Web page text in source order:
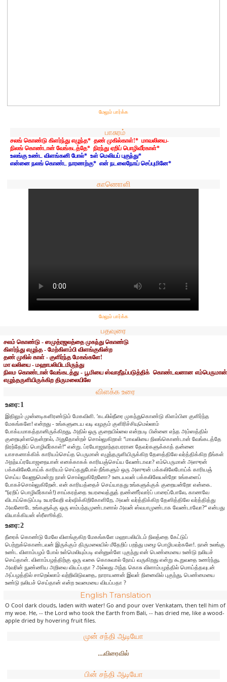
மேலும் பார்க்க
பாசுரம்
சலங் கொண்டு கிளர்ந்து எழுந்த* தண் முகில்காள்!* மாவலியை-
நிலங் கொண்டான் வேங்கடத்தே* நிரந்து ஏறிப் பொழிவீர்காள்*
உலங்கு உண்ட விளங்கனி போல்* உள் மெலியப் புகுந்து*
என்னை நலங் கொண்ட நாரணற்கு* என் நடலைநோய் செப்புமினே*
காணொளி
மேலும் பார்க்க
பதவுரை
சலம் கொண்டு - ஸமுத்ரஜலத்தை முகந்து கொண்டு
கிளர்ந்து எழுந்த - மேற்கிளம்பி விளங்குகின்ற
தண் முகில் காள் - குளிர்ந்த மேகங்களே!
மா வலியை - மஹாபலியிடமிருந்து
நிலம கொண்டான் வேங்கடத்து - பூமியை ஸ்வாதீநப்படுத்திக் கொண்டவனான எம்பெருமான்
எழுந்தருளியிருக்கிற திருமலையிலே
விளக்க உரை
உரை:1
இதிலும் முன்னடிகளிரண்டும் மேகவிளி. ‘கடலில்நீரை முகந்துகொண்டு கிளம்பின குளிர்ந்த
மேகங்களே! என்றது - உங்களுடைய வடி வழகும் குளிரிச்சியுமெல்லாம்
போக்யமாகத்தானிருக்கிறது, அதில் ஒரு குறையில்லை என்றபடி பின்னை எந்த அம்ஸத்தில்
குறையுள்ளதென்றால், அதுதோன்றச் சொல்லுகிறாள் “மாவலியை நிலங்கொண்டான் வேங்கடத்தே
நிரந்தேறிப் பொழிவீர்காள்!“ என்று. ப்ரயோஜநாந்தரபரரான தேவர்களுக்காத் தன்னை
யாசகனாக்கிக் காரியம்செய்த பெருமான் எழுந்தருளியிருக்கிற தேஸத்திலே வர்த்திக்கிற நீங்கள்
அநந்யப்ரயோஜநையான் எனக்காகக் காரியஞ்செய்ய வேண்டாவா? எம்பெருமான் அஸுரன்
பக்கலிலேபோய்க் காரியம் செய்ததுபோல் நீங்களும் ஒரு அஸுரன் பக்கலிலேபோய்க் காரியஞ்
செய்ய வேணுமென்று நான் சொல்லுகிறேனோ? உடையவன் பக்கலிலேயன்றோ உங்களைப்
போகச்சொல்லுகிறேன். என் காரியத்தைச் செய்யாதது உங்களுக்குக் குறையன்றோ என்கை.
“(ஏறிப் பொழிவீர்காள்!) சாய்கரத்தை உயரவைத்துத் தண்ணீர்வார்ப் பாரைப்போலே, காணவே
விடாய்கெடுப்படி உயரவேறி வர்ஷிக்கிறிகோளிறே, அவன் வர்த்திக்கிற தேஸித்திலே வர்த்தித்து
அவனோடே உங்களுக்கு ஒரு ஸம்பந்தமுண்டானால் அவன் ஸ்வபாமுண்டாக வேண்டாவோ?“ என்பது
வியாக்கியன் ஸ்ரீஸூக்தி.
உரை:2
நீரைக் கொண்டு மேலே விளங்குகிற மேகங்களே மஹாபலியிடம் நிலத்தை கேட்டுப்
பெற்றுக்கொண்டவன் இருக்கும் திருமலையில் மீதேறிப் பறந்து மழை பொழிபவர்களே!. நான் உலங்கு
உண்ட விளாம்பழம் போல் உள்மெலியும்படி என்னுள்ளே புகுந்து என் பெண்மையை உண்டு நலியச்
செய்தான். விளாம்பழத்திற்கு ஒரு வகை கொசுவால் நோய் வருகிறது என்று கூறுவதை உணர்ந்து,
அவரின் நுண்ணிய அறிவை வியப்பதா ? அல்லது அந்த கொசு விளாம்பழத்தில் மொய்த்தவுடன்
அப்பழத்தில் சாறெல்லாம் வற்றிவிடுவதை, நாராயணன் இவள் நினைவில் புகுந்து, பெண்மையை
உண்டு நலியச் செய்தான் என்ற உவமையை வியப்பதா ?
English Translation
O Cool dark clouds, laden with water! Go and pour over Venkatam, then tell him of
my woe. He, -- the Lord who took the Earth from Bali, -- has dried me, like a wood-
apple dried by hovering fruit files.
முன் சந்தி ஆடியோ
....விரைவில்
பின் சந்தி ஆடியோ